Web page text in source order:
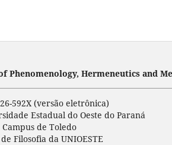
Hermeneutics and
592X (versão eletrônica)
Estadual do Oeste do Paraná
Campus de Toledo
Filosofia da UNIOESTE